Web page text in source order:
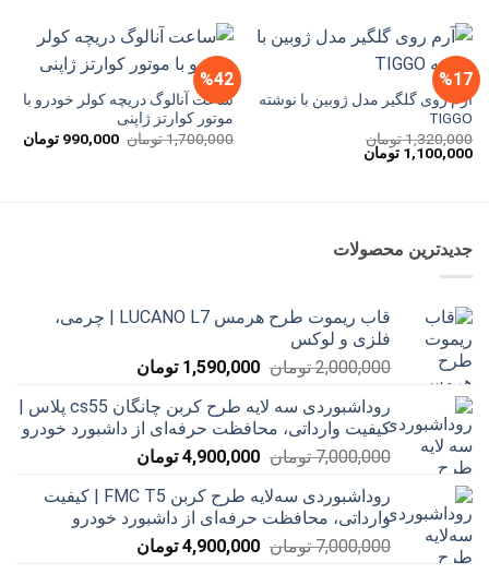
%17
آرم روی گلگیر مدل ژوبین با نوشته
TIGGO
1,320,000تومان
قیمت
اصلی
1,100,000 تومانقیمت
%42
ساعت آنالوگ دریچه کولر خودرو با
موتور کوارتز ژاپنی
1,700,000تومان قیمت
اصلی
990,000 تومان
جدیدترین محصولات
قاب ریموت طرح هرمس LUCANO L7 | چرمی،
فلزی و لوکس
2,000,000 تومان قیمت
2,000,000 تومان
بود.
1,590,000 تومانقیمت
1,590,000 تومان
است.
روداشبوردی سه‌ لایه طرح کربن چانگان cs55 پلاس |
کیفیت وارداتی، محافظت حرفه‌ای از داشبورد خودرو
7,000,000 تومان قیمت
7,000,000 تومان
بود.
4,900,000 تومانقیمت
4,900,000 تومان
است.
روداشبوردی سه‌لایه طرح کربن FMC T5 | کیفیت
وارداتی، محافظت حرفه‌ای از داشبورد خودرو
7,000,000 تومان قیمت
4,900,000 تومانقیمت